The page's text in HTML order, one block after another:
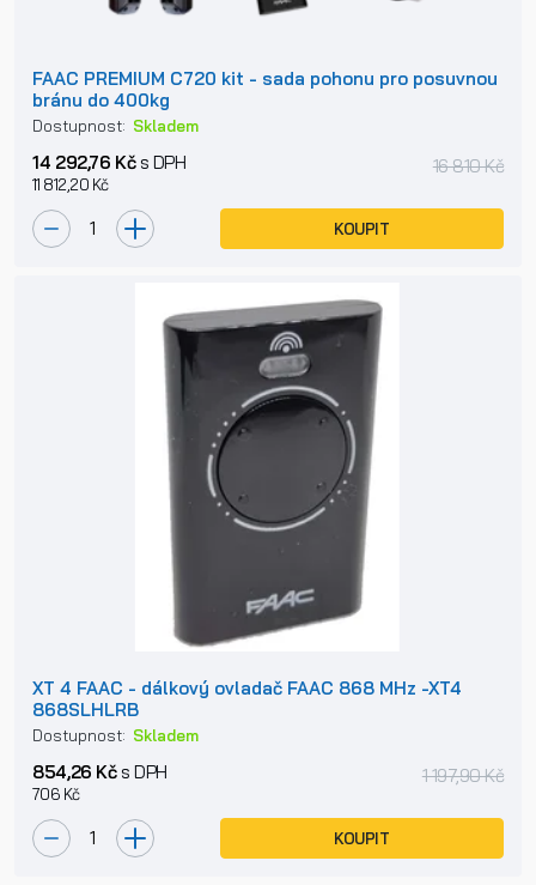
FAAC PREMIUM C720 kit - sada pohonu pro posuvnou
bránu do 400kg
Dostupnost: Skladem
14 292,76 Kčs DPH
11 812,20 Kč
16 810 Kč
KOUPIT
XT 4 FAAC - dálkový ovladač FAAC 868 MHz -XT4
868SLHLRB
Dostupnost: Skladem
854,26 Kčs DPH
706 Kč
1 197,90 Kč
KOUPIT